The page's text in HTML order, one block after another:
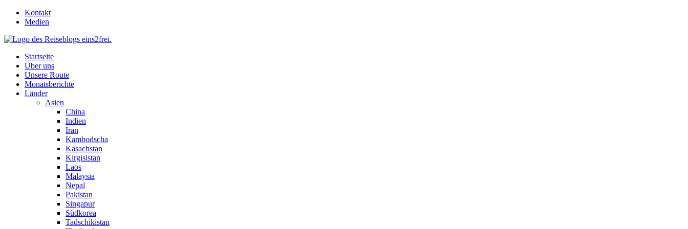
Skip
Kontakt
Medien
Startseite
Über uns
Unsere Route
Monatsberichte
Länder
Asien
China
Indien
Iran
Kambodscha
Kasachstan
Kirgisistan
Laos
Malaysia
Nepal
Pakistan
Singapur
Südkorea
Tadschikistan